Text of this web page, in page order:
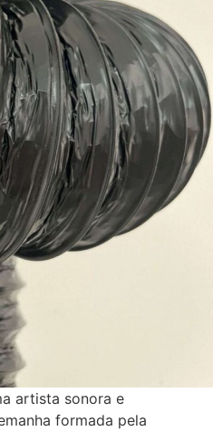
artista sonora e
formada pela